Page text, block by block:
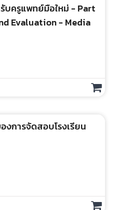
บครูแพทย์มือใหม่ - Part
Teaching